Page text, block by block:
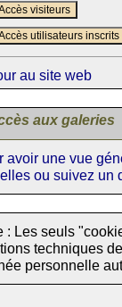
visiteurs
utilisateurs inscrits
au site web
aux galeries
avoir une vue
ou suivez un
: Les seuls
techniques
personnelle